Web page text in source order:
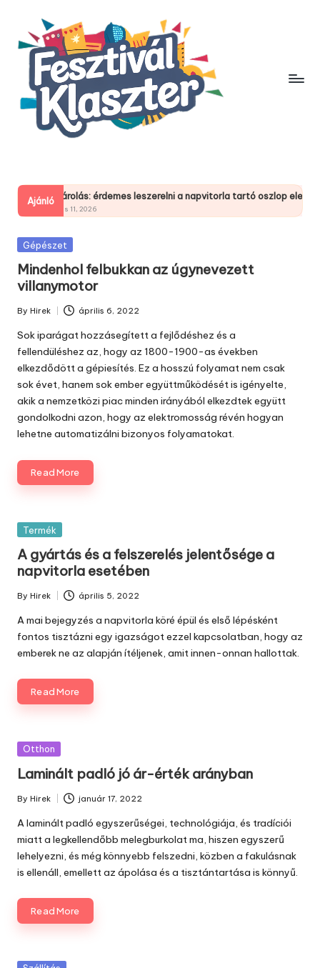
content
Ajánló
Téli tárolás: érdemes leszerelni a napvitorla tartó oszlop elemeit?
március 11, 2026
Posted
Gépészet
Mindenhol felbukkan az úgynevezett
villanymotor
Posted
by
By Hirek április 6, 2022
Sok iparágat hozzásegített a fejlődéshez és a
fellendüléshez az, hogy az 1800-1900-as években
elkezdődött a gépiesítés. Ez a hosszú folyamat nem csak
sok évet, hanem sok ember együttműködését is igényelte,
akik a nemzetközi piac minden irányából elkezdtek együtt
gondolkodni azon, hogy az elektromosság révén hogyan
lehetne automatizálni bizonyos folyamatokat.
Read More
Posted
Termék
A gyártás és a felszerelés jelentősége a
napvitorla esetében
Posted
by
By Hirek április 5, 2022
A mai bejegyzés a napvitorla köré épül és első lépésként
fontos tisztázni egy igazságot ezzel kapcsolatban, hogy az
emberek ne az alapján ítéljenek, amit innen-onnan hallottak.
Read More
Posted
Otthon
Laminált padló jó ár-érték arányban
Posted
by
By Hirek január 17, 2022
A laminált padló egyszerűségei, technológiája, és tradíciói
miatt a legkellendőbb melegburkolat ma, hiszen egyszerű
lehelyezni, és még könnyebb felszedni, közben a fakulásnak
is ellenáll, emellett az ápolása és a tisztántartása is könnyű.
Read More